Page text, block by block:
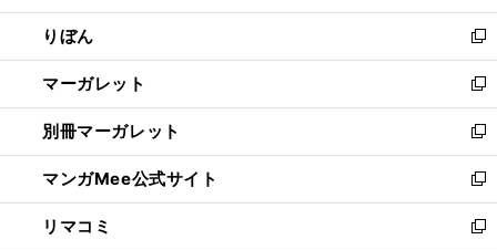
開
く
ウ
で
開
く
ン
ド
ウ
で
開
く
ウ
ィ
ン
ド
ウ
で
開
く
りぼん
新
し
い
ウ
ィ
ン
ド
ウ
で
マーガレット
新
し
い
ウ
ィ
ン
ド
別冊マーガレット
新
し
い
ウ
ィ
マンガMee公式サイト
新
し
い
リマコミ
新